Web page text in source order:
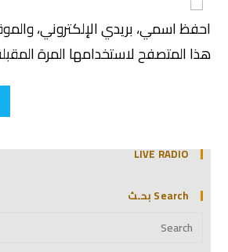
احفظ اسمي، بريدي الإلكتروني،
هذا المتصفح لاستخدامها المرة
LIVE RADIO
Search بحـث